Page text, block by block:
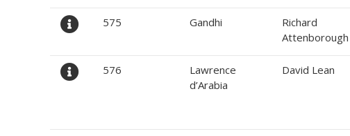
575 Gandhi
Richard
Attenborough
576
Lawrence
d’Arabia
David Lean